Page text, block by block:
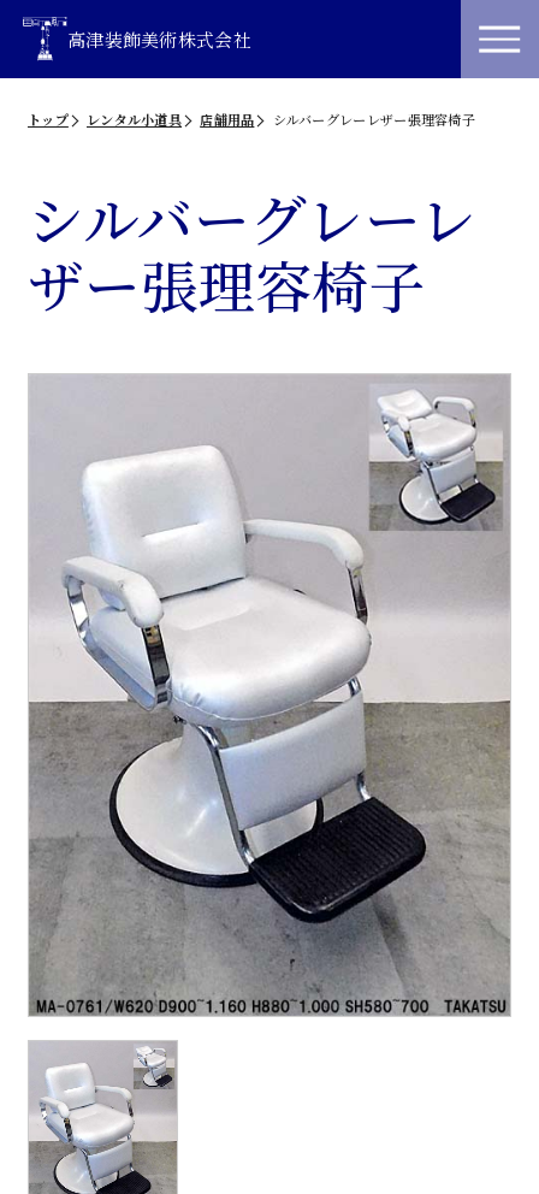
高津装飾美術株式会社
トップ レンタル小道具 店舗用品 シルバーグレーレザー張理容椅子
シルバーグレーレ
ザー張理容椅子